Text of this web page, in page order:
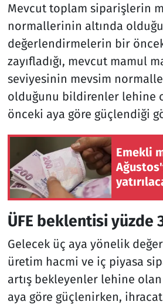
Mevcut toplam siparişlerin
normallerinin altında
değerlendirmelerin bir
zayıfladığı, mevcut mamul
seviyesinin mevsim
olduğunu bildirenler lehine
önceki aya göre güçlendiği
Emekli
ÜFE beklentisi yüzde
Gelecek üç aya yönelik
üretim hacmi ve iç piyasa
artış bekleyenler lehine
aya göre güçlenirken,